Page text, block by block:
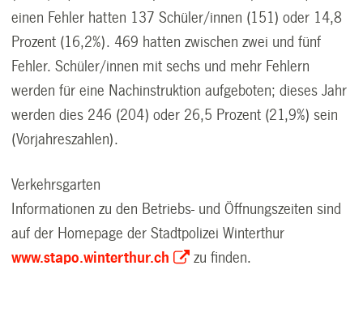
einen Fehler hatten 137 Schüler/innen (151) oder 14,8
Prozent (16,2%). 469 hatten zwischen zwei und fünf
Fehler. Schüler/innen mit sechs und mehr Fehlern
werden für eine Nachinstruktion aufgeboten; dieses Jahr
werden dies 246 (204) oder 26,5 Prozent (21,9%) sein
(Vorjahreszahlen).
Verkehrsgarten
Informationen zu den Betriebs- und Öffnungszeiten sind
auf der Homepage der Stadtpolizei Winterthur
www.stapo.winterthur.ch
zu finden.